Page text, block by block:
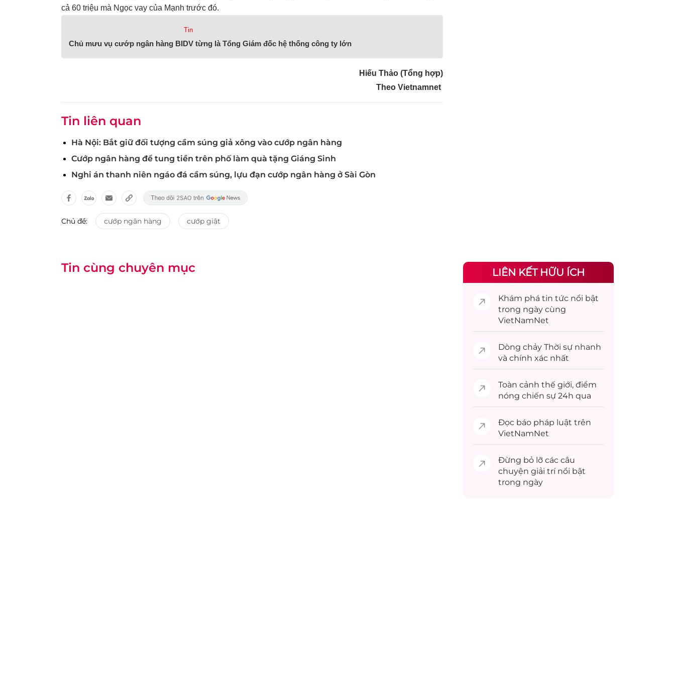
cả 60 triệu mà Ngọc vay của Mạnh trước đó.
Tin
Chủ mưu vụ cướp ngân hàng BIDV từng là Tổng Giám đốc hệ thống công ty lớn
Hiếu Thảo (Tổng hợp)
Theo Vietnamnet
Tin liên quan
Hà Nội: Bắt giữ đối tượng cầm súng giả xông vào cướp ngân hàng
Cướp ngân hàng để tung tiền trên phố làm quà tặng Giáng Sinh
Nghi án thanh niên ngáo đá cầm súng, lựu đạn cướp ngân hàng ở Sài Gòn
Chủ đề: cướp ngân hàng cướp giật
Tin cùng chuyên mục LIÊN KẾT HỮU ÍCH
Khám phá tin tức nổi bật
trong ngày cùng
VietNamNet
Dòng chảy Thời sự nhanh
và chính xác nhất
Toàn cảnh thế giới, điểm
nóng chiến sự 24h qua
Đọc báo pháp luật trên
VietNamNet
Đừng bỏ lỡ các câu
chuyện giải trínổi bật
trong ngày